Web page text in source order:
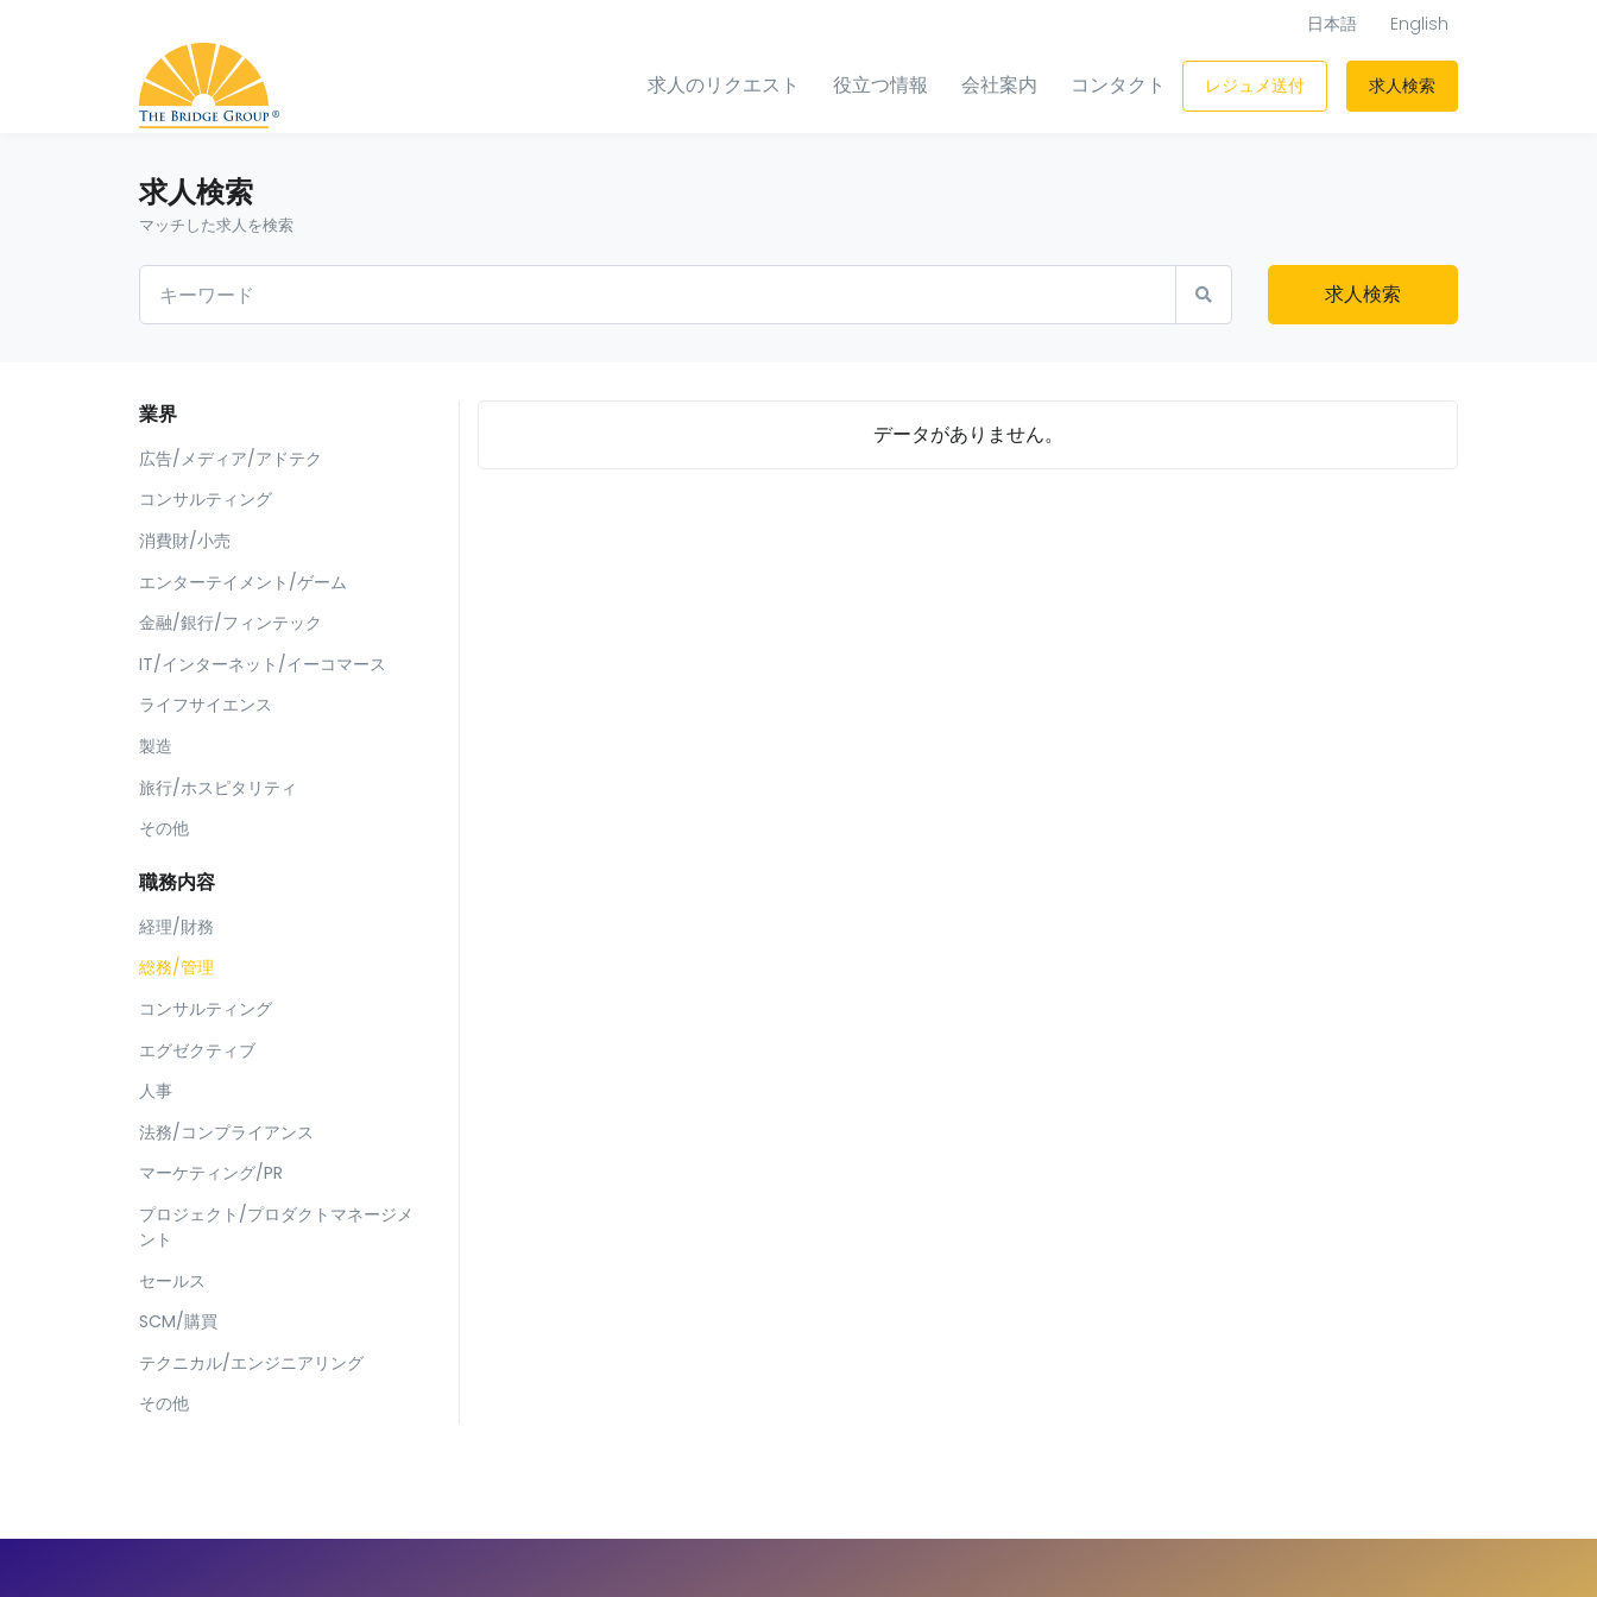
日本語 English
求人のリクエスト 役立つ情報 会社案内 コンタクト レジュメ送付 求人検索
求人検索
マッチした求人を検索
求人検索
業界
広告/メディア/アドテク
コンサルティング
消費財/小売
エンターテイメント/ゲーム
金融/銀行/フィンテック
IT/インターネット/イーコマース
ライフサイエンス
製造
旅行/ホスピタリティ
その他
職務内容
経理/財務
総務/管理
コンサルティング
エグゼクティブ
人事
法務/コンプライアンス
マーケティング/PR
プロジェクト/プロダクトマネージメ
ント
セールス
SCM/購買
テクニカル/エンジニアリング
その他
データがありません。